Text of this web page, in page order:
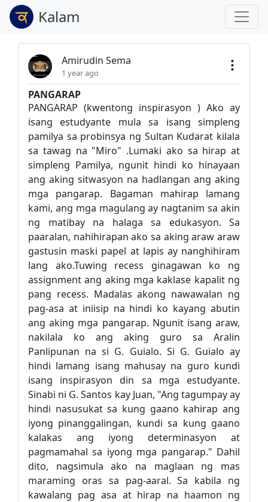
Kalam
Amirudin Sema
1 year ago
PANGARAP
PANGARAP (kwentong inspirasyon ) Ako ay
isang estudyante mula sa isang simpleng
pamilya sa probinsya ng Sultan Kudarat kilala
sa tawag na "Miro" .Lumaki ako sa hirap at
simpleng Pamilya, ngunit hindi ko hinayaan
ang aking sitwasyon na hadlangan ang aking
mga pangarap. Bagaman mahirap lamang
kami, ang mga magulang ay nagtanim sa akin
ng matibay na halaga sa edukasyon. Sa
paaralan, nahihirapan ako sa aking araw araw
gastusin maski papel at lapis ay nanghihiram
lang ako.Tuwing recess ginagawan ko ng
assignment ang aking mga kaklase kapalit ng
pang recess. Madalas akong nawawalan ng
pag-asa at iniisip na hindi ko kayang abutin
ang aking mga pangarap. Ngunit isang araw,
nakilala ko ang aking guro sa Aralin
Panlipunan na si G. Guialo. Si G. Guialo ay
hindi lamang isang mahusay na guro kundi
isang inspirasyon din sa mga estudyante.
Sinabi ni G. Santos kay Juan, "Ang tagumpay ay
hindi nasusukat sa kung gaano kahirap ang
iyong pinanggalingan, kundi sa kung gaano
kalakas ang iyong determinasyon at
pagmamahal sa iyong mga pangarap." Dahil
dito, nagsimula ako na maglaan ng mas
maraming oras sa pag-aaral. Sa kabila ng
kawalang pag asa at hirap na haamon ng